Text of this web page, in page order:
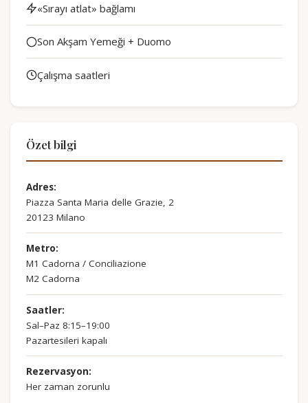
«Sırayı atlat» bağlamı
Son Akşam Yemeği + Duomo
Çalışma saatleri
Özet bilgi
Adres:
Piazza Santa Maria delle Grazie, 2
20123 Milano
Metro:
M1 Cadorna / Conciliazione
M2 Cadorna
Saatler:
Sal–Paz 8:15–19:00
Pazartesileri kapalı
Rezervasyon:
Her zaman zorunlu